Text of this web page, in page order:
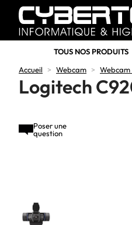
TOUS NOS PRODUITS
Accueil
> Webcam >
Logitech
Poser une
question